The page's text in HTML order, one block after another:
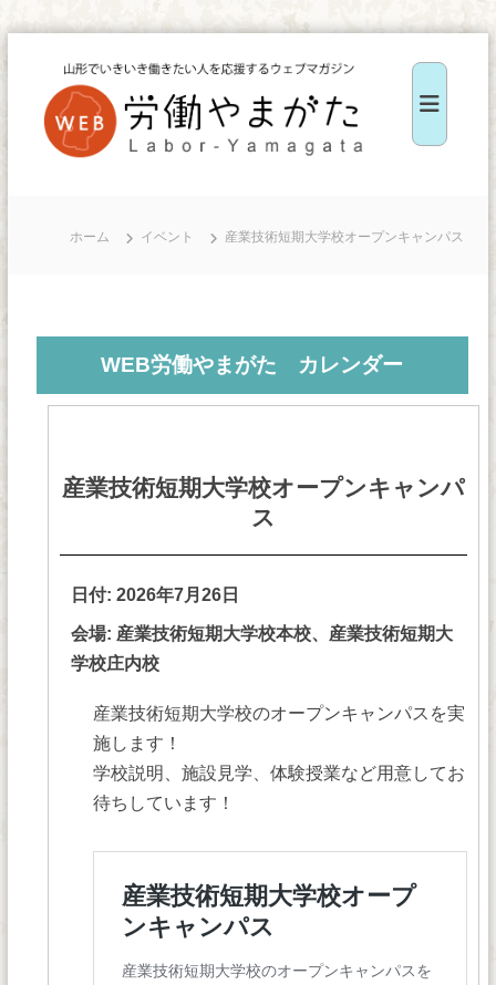
ま
た
ホーム イベント 産業技術短期大学校オープンキャンパス
WEB労働やまがた カレンダー
産業技術短期大学校オープンキャンパ
ス
日付: 2026年7月26日
会場: 産業技術短期大学校本校、産業技術短期大
学校庄内校
産業技術短期大学校のオープンキャンパスを実
施します！
学校説明、施設見学、体験授業など用意してお
待ちしています！